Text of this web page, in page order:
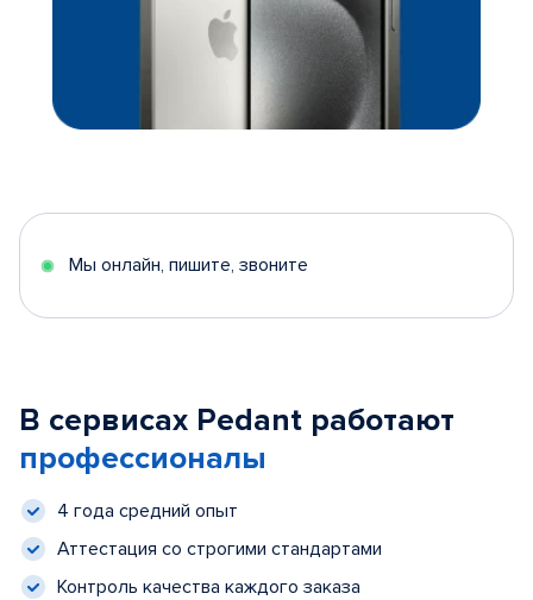
Мы онлайн, пишите, звоните
В сервисах Pedant работают
профессионалы
4 года средний опыт
Аттестация со строгими стандартами
Контроль качества каждого заказа